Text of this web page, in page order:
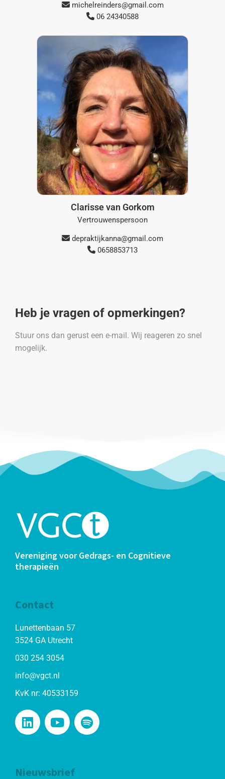
michelreinders@gmail.com
06 24340588
Clarisse van Gorkom
Vertrouwenspersoon
depraktijkanna@gmail.com
0658853713
Heb je vragen of opmerkingen?
Stuur ons dan gerust een e-mail. Wij reageren zo snel
mogelijk.
Vereniging voor Gedrags- en Cognitieve
therapieën
Contact
Lunettenbaan 57
3524 GA Utrecht
030 254 3054
info@vgct.nl
KvK nr: 40533159
Nieuwsbrief